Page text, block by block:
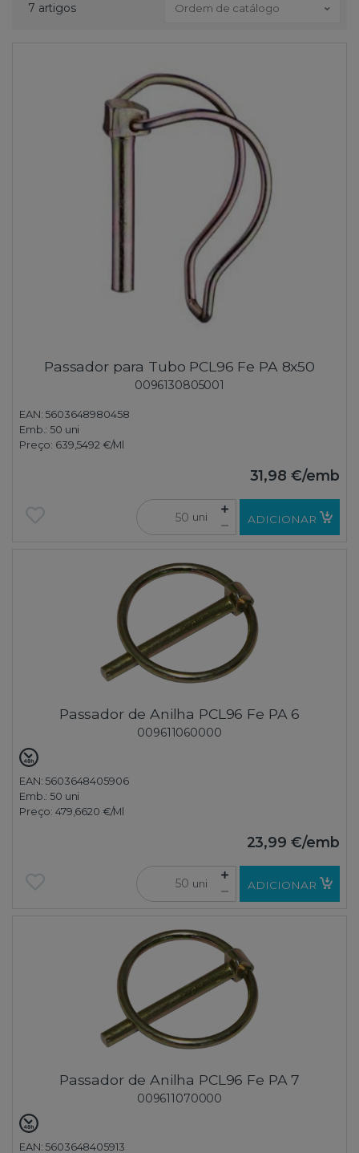
7 artigos Ordem de catálogo
Passador para Tubo PCL96 Fe PA 8x50
0096130805001
EAN: 5603648980458
Emb.:50 uni
Preço: 639,5492 €/Ml
31,98 €/emb
uni ADICIONAR
Passador de Anilha PCL96 Fe PA 6
009611060000
EAN: 5603648405906
Emb.:50 uni
Preço: 479,6620 €/Ml
23,99 €/emb
uni ADICIONAR
Passador de Anilha PCL96 Fe PA 7
009611070000
EAN: 5603648405913